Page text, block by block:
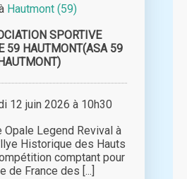
Hautmont (59)
SPORTIVE
59 HAUTMONT(ASA 59
HAUTMONT)
12 juin 2026 à 10h30
Opale Legend Revival à
Historique des Hauts
comptant pour
de France des [...]